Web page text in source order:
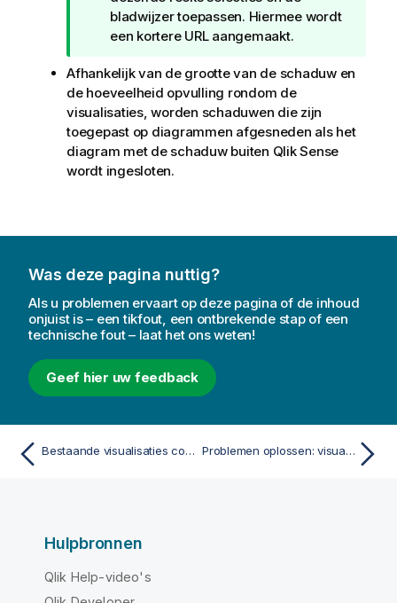
p
bladwijzer toepassen. Hiermee wordt
een kortere URL aangemaakt.
Afhankelijk van de grootte van de schaduw en
de hoeveelheid opvulling rondom de
visualisaties, worden schaduwen die zijn
toegepast op diagrammen afgesneden als het
diagram met de schaduw buiten Qlik Sense
wordt ingesloten.
Was deze pagina nuttig?
Als u problemen ervaart op deze pagina of de inhoud
onjuist is – een tikfout, een ontbrekende stap of een
technische fout – laat het ons weten!
Geef hier uw feedback
Bestaande visualisaties converteren tot andere soorten visualisaties Problemen oplossen: visualisaties maken
Hulpbronnen
Qlik Help-video's